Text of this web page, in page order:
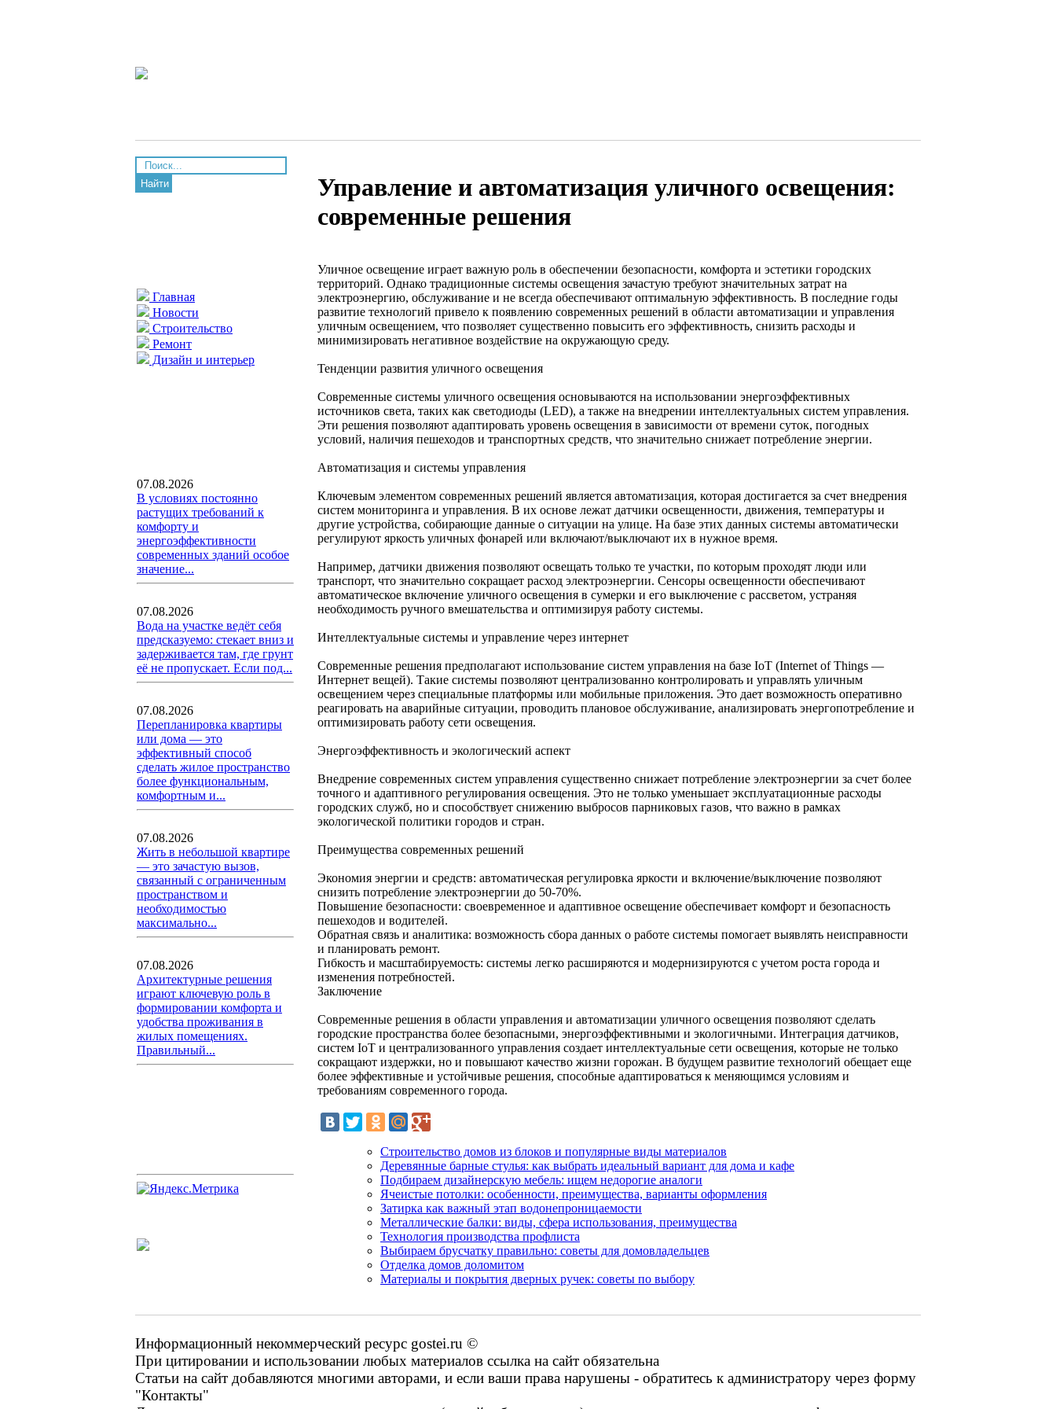
Найти
Главная
Новости
Строительство
Ремонт
Дизайн и интерьер
07.08.2026
В условиях постоянно
растущих требований к
комфорту и
энергоэффективности
современных зданий особое
значение...
07.08.2026
Вода на участке ведёт себя
предсказуемо: стекает вниз и
задерживается там, где грунт
её не пропускает. Если под...
07.08.2026
Перепланировка квартиры
или дома — это
эффективный способ
сделать жилое пространство
более функциональным,
комфортным и...
07.08.2026
Жить в небольшой квартире
— это зачастую вызов,
связанный с ограниченным
пространством и
необходимостью
максимально...
07.08.2026
Архитектурные решения
играют ключевую роль в
формировании комфорта и
удобства проживания в
жилых помещениях.
Правильный...
Управление и автоматизация уличного освещения:
современные решения
Уличное освещение играет важную роль в обеспечении безопасности, комфорта и эстетики городских
территорий. Однако традиционные системы освещения зачастую требуют значительных затрат на
электроэнергию, обслуживание и не всегда обеспечивают оптимальную эффективность. В последние годы
развитие технологий привело к появлению современных решений в области автоматизации и управления
уличным освещением, что позволяет существенно повысить его эффективность, снизить расходы и
минимизировать негативное воздействие на окружающую среду.
Тенденции развития уличного освещения
Современные системы уличного освещения основываются на использовании энергоэффективных
источников света, таких как светодиоды (LED), а также на внедрении интеллектуальных систем управления.
Эти решения позволяют адаптировать уровень освещения в зависимости от времени суток, погодных
условий, наличия пешеходов и транспортных средств, что значительно снижает потребление энергии.
Автоматизация и системы управления
Ключевым элементом современных решений является автоматизация, которая достигается за счет внедрения
систем мониторинга и управления. В их основе лежат датчики освещенности, движения, температуры и
другие устройства, собирающие данные о ситуации на улице. На базе этих данных системы автоматически
регулируют яркость уличных фонарей или включают/выключают их в нужное время.
Например, датчики движения позволяют освещать только те участки, по которым проходят люди или
транспорт, что значительно сокращает расход электроэнергии. Сенсоры освещенности обеспечивают
автоматическое включение уличного освещения в сумерки и его выключение с рассветом, устраняя
необходимость ручного вмешательства и оптимизируя работу системы.
Интеллектуальные системы и управление через интернет
Современные решения предполагают использование систем управления на базе IoT (Internet of Things —
Интернет вещей). Такие системы позволяют централизованно контролировать и управлять уличным
освещением через специальные платформы или мобильные приложения. Это дает возможность оперативно
реагировать на аварийные ситуации, проводить плановое обслуживание, анализировать энергопотребление и
оптимизировать работу сети освещения.
Энергоэффективность и экологический аспект
Внедрение современных систем управления существенно снижает потребление электроэнергии за счет более
точного и адаптивного регулирования освещения. Это не только уменьшает эксплуатационные расходы
городских служб, но и способствует снижению выбросов парниковых газов, что важно в рамках
экологической политики городов и стран.
Преимущества современных решений
Экономия энергии и средств: автоматическая регулировка яркости и включение/выключение позволяют
снизить потребление электроэнергии до 50-70%.
Повышение безопасности: своевременное и адаптивное освещение обеспечивает комфорт и безопасность
пешеходов и водителей.
Обратная связь и аналитика: возможность сбора данных о работе системы помогает выявлять неисправности
и планировать ремонт.
Гибкость и масштабируемость: системы легко расширяются и модернизируются с учетом роста города и
изменения потребностей.
Заключение
Современные решения в области управления и автоматизации уличного освещения позволяют сделать
городские пространства более безопасными, энергоэффективными и экологичными. Интеграция датчиков,
систем IoT и централизованного управления создает интеллектуальные сети освещения, которые не только
сокращают издержки, но и повышают качество жизни горожан. В будущем развитие технологий обещает еще
более эффективные и устойчивые решения, способные адаптироваться к меняющимся условиям и
требованиям современного города.
Строительство домов из блоков и популярные виды материалов
Деревянные барные стулья: как выбрать идеальный вариант для дома и кафе
Подбираем дизайнерскую мебель: ищем недорогие аналоги
Ячеистые потолки: особенности, преимущества, варианты оформления
Затирка как важный этап водонепроницаемости
Металлические балки: виды, сфера использования, преимущества
Технология производства профлиста
Выбираем брусчатку правильно: советы для домовладельцев
Отделка домов доломитом
Материалы и покрытия дверных ручек: советы по выбору
Информационный некоммерческий ресурс gostei.ru ©
При цитировании и использовании любых материалов ссылка на сайт обязательна
Статьи на сайт добавляются многими авторами, и если ваши права нарушены - обратитесь к администратору через форму
"Контакты"